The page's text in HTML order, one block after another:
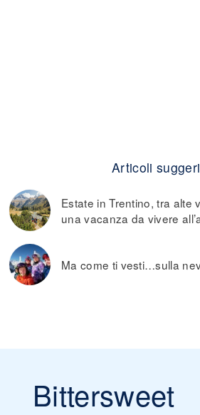
Articoli
Estate in Trentino, tra alte
una vacanza da vivere
Ma come ti vesti…sulla
Bittersweet